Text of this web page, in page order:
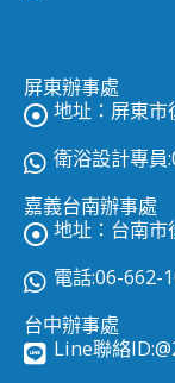
屏東辦事處
地址：屏東
衛浴設計專
嘉義台南辦事處
地址：台南市
電話:06-662-
台中辦事處
Line聯絡ID: